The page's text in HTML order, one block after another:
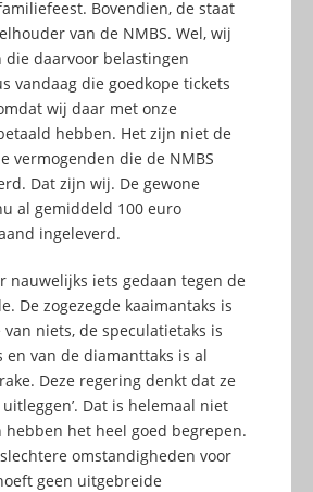
Bovendien, de staat
van de NMBS. Wel, wij
die daarvoor belastingen
vandaag die goedkope tickets
wij daar met onze
hebben. Het zijn niet de
vermogenden die de NMBS
Dat zijn wij. De gewone
al gemiddeld 100 euro
ingeleverd.
nauwelijks iets gedaan tegen de
De zogezegde kaaimantaks is
niets, de speculatietaks is
en van de diamanttaks is al
Deze regering denkt dat ze
Dat is helemaal niet
hebben het heel goed begrepen.
omstandigheden voor
geen uitgebreide